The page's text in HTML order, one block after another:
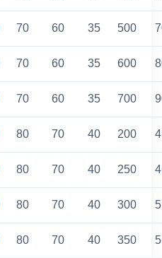
70 60 35 500
70 60 35 600
70 60 35 700
80 70 40 200
80 70 40 250
80 70 40 300
80 70 40 350